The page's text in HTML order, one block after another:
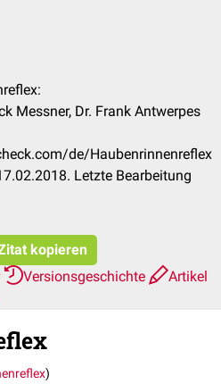
Messner, Dr. Frank Antwerpes
de/Haubenrinnenreflex
Letzte Bearbeitung
kopieren
Versionsgeschichte
Artikel
)